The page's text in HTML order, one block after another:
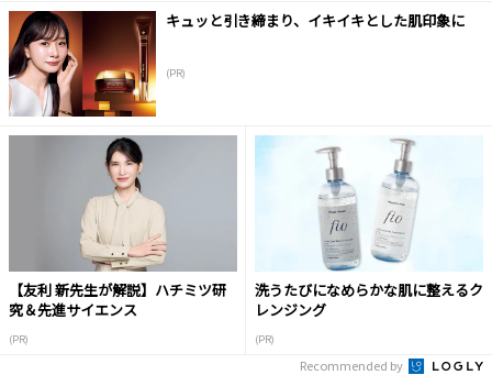
キュッと引き締まり、イキイキとした肌印象に
(PR)
【友利 新先生が解説】ハチミツ研
究＆先進サイエンス
(PR)
洗うたびになめらかな肌に整えるク
レンジング
(PR)
Recommended by